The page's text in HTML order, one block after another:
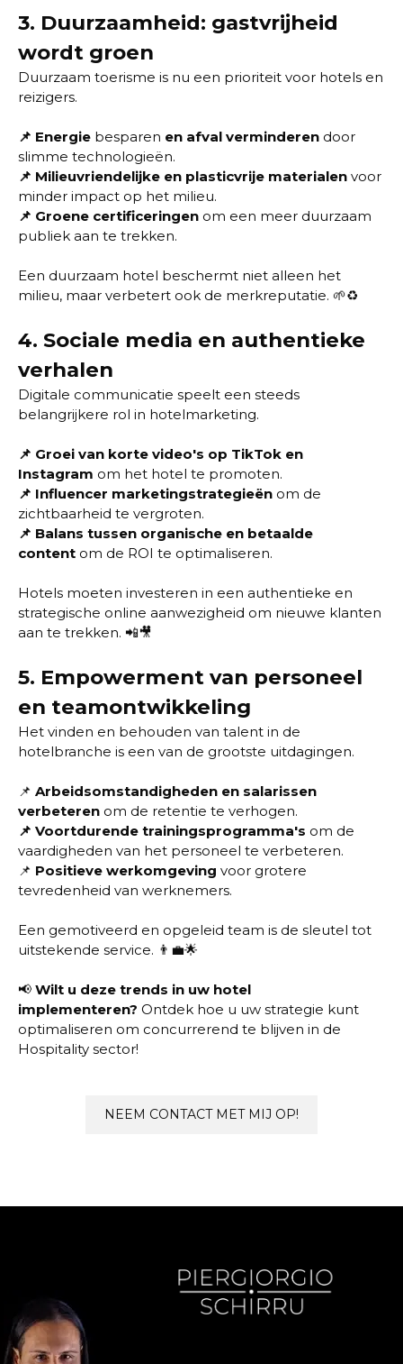
3. Duurzaamheid: gastvrijheid
wordt groen
Duurzaam toerisme is nu een prioriteit voor hotels en
reizigers.
📌 Energie besparen en afval verminderen door
slimme technologieën.
📌 Milieuvriendelijke en plasticvrije materialen voor
minder impact op het milieu.
📌 Groene certificeringen om een meer duurzaam
publiek aan te trekken.
Een duurzaam hotel beschermt niet alleen het
milieu, maar verbetert ook de merkreputatie. 🌱♻️
4. Sociale media en authentieke
verhalen
Digitale communicatie speelt een steeds
belangrijkere rol in hotelmarketing.
📌 Groei van korte video's op TikTok en
Instagram om het hotel te promoten.
📌 Influencer marketingstrategieën om de
zichtbaarheid te vergroten.
📌 Balans tussen organische en betaalde
content om de ROI te optimaliseren.
Hotels moeten investeren in een authentieke en
strategische online aanwezigheid om nieuwe klanten
aan te trekken. 📲🎥
5. Empowerment van personeel
en teamontwikkeling
Het vinden en behouden van talent in de
hotelbranche is een van de grootste uitdagingen.
📌 Arbeidsomstandigheden en salarissen
verbeteren om de retentie te verhogen.
📌 Voortdurende trainingsprogramma's om de
vaardigheden van het personeel te verbeteren.
📌 Positieve werkomgeving voor grotere
tevredenheid van werknemers.
Een gemotiveerd en opgeleid team is de sleutel tot
uitstekende service. 👨‍💼🌟
📢 Wilt u deze trends in uw hotel
implementeren? Ontdek hoe u uw strategie kunt
optimaliseren om concurrerend te blijven in de
Hospitality sector!
NEEM CONTACT MET MIJ OP!